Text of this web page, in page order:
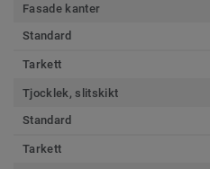
Fasade kanter
Standard
Tarkett
Tjocklek, slitskikt
Standard
Tarkett